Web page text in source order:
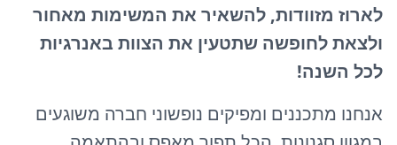
לארוז מזוודות, להשאיר את המשימות מאחור
ולצאת לחופשה שתטעין את הצוות באנרגיות
לכל השנה!
אנחנו מתכננים ומפיקים נופשוני חברה משוגעים